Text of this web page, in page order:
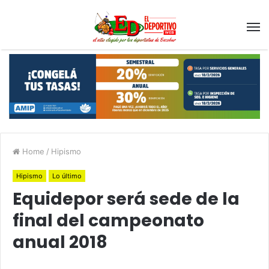
Home / Hipismo
Hipismo Lo último
Equidepor será sede de la
final del campeonato
anual 2018